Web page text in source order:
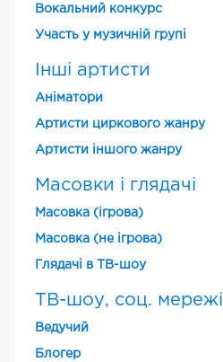
Вокальний конкурс
Участь у музичній групі
Інші артисти
Аніматори
Артисти циркового жанру
Артисти іншого жанру
Масовки і глядачі
Масовка (ігрова)
Масовка (не ігрова)
Глядачі в ТВ-шоу
ТВ-шоу, соц. мережі
Ведучий
Блогер